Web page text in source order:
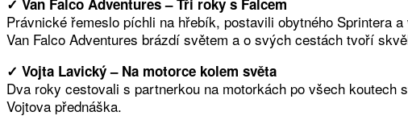
✓ Van Falco Adventures – Tři roky s Falcem
Právnické řemeslo píchli na hřebík, postavili obytného Sprintera
Van Falco Adventures brázdí světem a o svých cestách tvoří
✓ Vojta Lavický – Na motorce kolem světa
Dva roky cestovali s partnerkou na motorkách po všech
Vojtova přednáška.